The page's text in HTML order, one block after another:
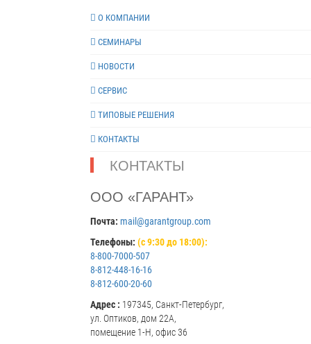
О КОМПАНИИ
СЕМИНАРЫ
НОВОСТИ
СЕРВИС
ТИПОВЫЕ РЕШЕНИЯ
КОНТАКТЫ
КОНТАКТЫ
ООО «ГАРАНТ»
Почта: mail@garantgroup.com
Телефоны: (с 9:30 до 18:00):
8-800-7000-507
8-812-448-16-16
8-812-600-20-60
Адрес : 197345, Санкт-Петербург,
ул. Оптиков, дом 22А,
помещение 1-Н, офис 36